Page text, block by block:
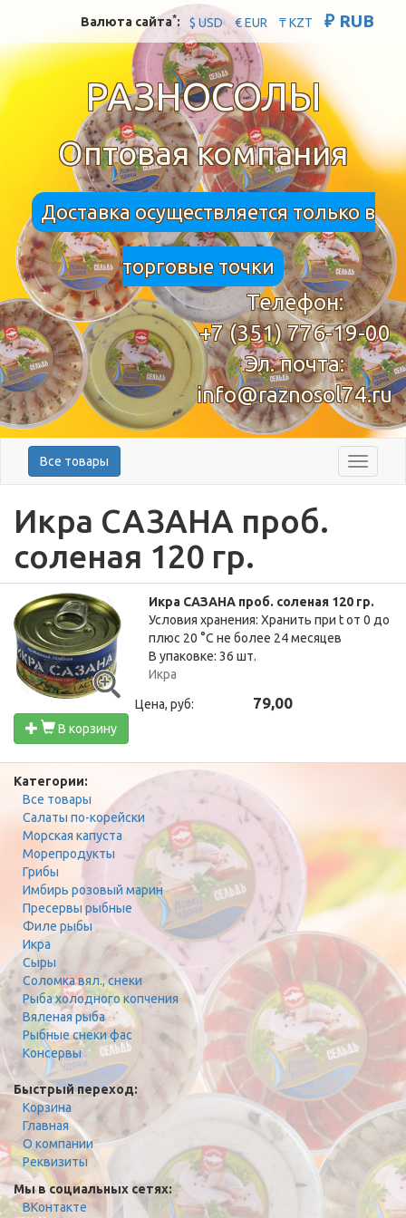
$ USD € EUR ₸ KZT ₽ RUB
Валюта сайта*:
РАЗНОСОЛЫ
Оптовая компания
Доставка осуществляется только в
торговые точки
Телефон:
+7 (351) 776-19-00
Эл. почта:
info@raznosol74.ru
Меню
Все товары
Икра САЗАНА проб.
соленая 120 гр.
Икра САЗАНА проб. соленая 120 гр.
Условия хранения: Хранить при t от 0 до
плюс 20 °C не более 24 месяцев
В упаковке: 36 шт.
Икра
Цена, руб: 79,00
В корзину
Категории:
Все товары
Салаты по-корейски
Морская капуста
Морепродукты
Грибы
Имбирь розовый марин
Пресервы рыбные
Филе рыбы
Икра
Сыры
Соломка вял., снеки
Рыба холодного копчения
Вяленая рыба
Рыбные снеки фас
Консервы
Быстрый переход:
Корзина
Главная
О компании
Реквизиты
Мы в социальных сетях:
ВКонтакте